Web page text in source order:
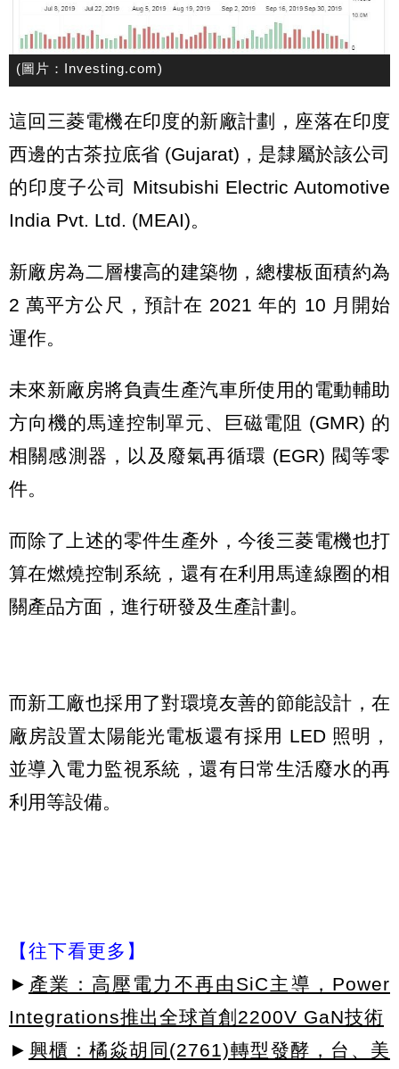
(圖片：Investing.com)
這回三菱電機在印度的新廠計劃，座落在印度
西邊的古茶拉底省 (Gujarat)，是隸屬於該公司
的印度子公司 Mitsubishi Electric Automotive
India Pvt. Ltd. (MEAI)。
新廠房為二層樓高的建築物，總樓板面積約為
2 萬平方公尺，預計在 2021 年的 10 月開始
運作。
未來新廠房將負責生產汽車所使用的電動輔助
方向機的馬達控制單元、巨磁電阻 (GMR) 的
相關感測器，以及廢氣再循環 (EGR) 閥等零
件。
而除了上述的零件生產外，今後三菱電機也打
算在燃燒控制系統，還有在利用馬達線圈的相
關產品方面，進行研發及生產計劃。
而新工廠也採用了對環境友善的節能設計，在
廠房設置太陽能光電板還有採用 LED 照明，
並導入電力監視系統，還有日常生活廢水的再
利用等設備。
【往下看更多】
► 產業：高壓電力不再由SiC主導，Power
Integrations推出全球首創2200V GaN技術
► 興櫃：橘焱胡同(2761)轉型發酵，台、美